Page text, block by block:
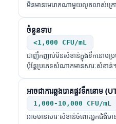
មិនមានមេរោគណាមួយលូតលាស់ក្រោ
ចំនួនទាប
<1,000 CFU/mL
ជាញឹកញាប់មិនសំខាន់ក្នុងទឹកនោម
ប៉ុន្តែប្រភេទសំណាកមានសារៈសំខាន់
អាចជាការឆ្លងរោគផ្លូវទឹកនោម
1,000-10,000 CFU/mL
អាចមានសារៈសំខាន់ចំពោះអ្នកជំងឺ